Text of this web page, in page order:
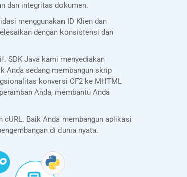
dan integritas dokumen.
menggunakan ID Klien dan
dengan konsistensi dan
SDK Java kami menyediakan
Anda sedang membangun skrip
konversi CF2 ke MHTML
Anda, membantu Anda
cURL. Baik Anda membangun aplikasi
di dunia nyata.